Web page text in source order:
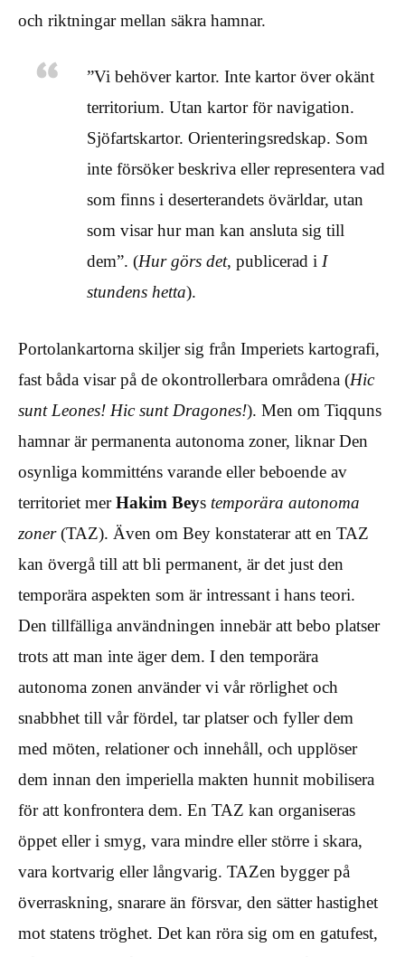
och riktningar mellan säkra hamnar.
”Vi behöver kartor. Inte kartor över okänt
territorium. Utan kartor för navigation.
Sjöfartskartor. Orienteringsredskap. Som
inte försöker beskriva eller representera vad
som finns i deserterandets övärldar, utan
som visar hur man kan ansluta sig till
dem”. (Hur görs det, publicerad i I
stundens hetta).
Portolankartorna skiljer sig från Imperiets kartografi,
fast båda visar på de okontrollerbara områdena (Hic
sunt Leones! Hic sunt Dragones!). Men om Tiqquns
hamnar är permanenta autonoma zoner, liknar Den
osynliga kommitténs varande eller beboende av
territoriet merHakim Beys temporära autonoma
zoner(TAZ). Även om Bey konstaterar att en TAZ
kan övergå till att bli permanent, är det just den
temporära aspekten som är intressant i hans teori.
Den tillfälliga användningen innebär att bebo platser
trots att man inte äger dem. I den temporära
autonoma zonen använder vi vår rörlighet och
snabbhet till vår fördel, tar platser och fyller dem
med möten, relationer och innehåll, och upplöser
dem innan den imperiella makten hunnit mobilisera
för att konfrontera dem. En TAZ kan organiseras
öppet eller i smyg, vara mindre eller större i skara,
vara kortvarig eller långvarig. TAZen bygger på
överraskning, snarare än försvar, den sätter hastighet
mot statens tröghet. Det kan röra sig om en gatufest,